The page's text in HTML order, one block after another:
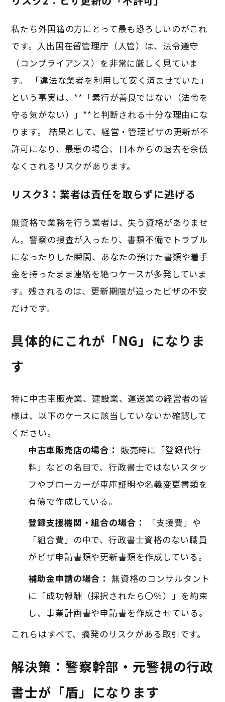
私たち外国籍の方にとって最も恐ろしいのがこれ
です。入出国在留管理庁（入管）は、法令遵守
（コンプライアンス）を非常に厳しく見ていま
す。 「違法な業者を利用して安く済ませていた」
という事実は、**「素行が善良ではない（法令を
守る気がない）」**と判断される十分な理由にな
ります。 結果として、経営・管理ビザの更新が不
許可になり、最悪の場合、日本からの退去を余儀
なくされるリスクがあります。
リスク3：業者は責任を取らずに逃げる
無資格で業務を行う業者は、失う資格がありませ
ん。警察の捜査が入ったり、書類不備でトラブル
になったりした瞬間、あなたの預けた書類や着手
金を持ったまま連絡を絶つケースが多発していま
す。残されるのは、更新期限が迫ったビザの不安
だけです。
具体的にこれが「NG」になりま
す
特に中古車販売業、建設業、運送業の経営者の皆
様は、以下のケースに該当していないか確認して
ください。
中古車販売店の場合： 販売時に「登録代行
料」などの名目で、行政書士ではないスタッ
フやブローカーが車庫証明や名義変更書類を
有償で作成している。
登録支援機関・組合の場合：
「支援費」や
「組合費」の中で、行政書士資格のない職員
がビザ申請書類や更新書類を作成している。
補助金申請の場合： 無資格のコンサルタント
に「成功報酬（採択されたら〇％）」を約束
し、事業計画書や申請書を作成させている。
これらはすべて、摘発のリスクがある取引です。
解決策：警察幹部・元警視の行政
書士が「盾」になります